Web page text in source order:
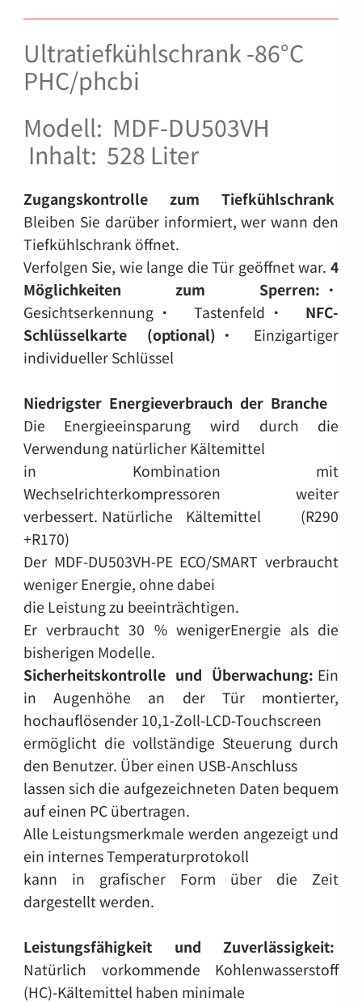
Ultratiefkühlschrank-86°C
PHC/phcbi
Modell: MDF-DU503VH
Inhalt: 528 Liter
Zugangskontrolle zum Tiefkühlschrank
Bleiben Sie darüber informiert, wer wann den
Tiefkühlschrank öffnet.
Verfolgen Sie, wie lange die Tür geöffnet war. 4
Möglichkeiten zum Sperren: •
Gesichtserkennung • Tastenfeld • NFC-
Schlüsselkarte (optional) • Einzigartiger
individueller Schlüssel
Niedrigster Energieverbrauch der Branche
Die Energieeinsparung wird durch die
Verwendung natürlicher Kältemittel
in Kombination mit
Wechselrichterkompressoren weiter
verbessert. Natürliche Kältemittel (R290
+R170)
Der MDF-DU503VH-PE ECO/SMART verbraucht
weniger Energie, ohne dabei
die Leistung zu beeinträchtigen.
Er verbraucht 30 % wenigerEnergie als die
bisherigen Modelle.
Sicherheitskontrolle und Überwachung: Ein
in Augenhöhe an der Tür montierter,
hochauflösender 10,1-Zoll-LCD-Touchscreen
ermöglicht die vollständige Steuerung durch
den Benutzer. Über einen USB-Anschluss
lassen sich die aufgezeichneten Daten bequem
auf einen PC übertragen.
Alle Leistungsmerkmale werden angezeigt und
ein internes Temperaturprotokoll
kann in grafischer Form über die Zeit
dargestellt werden.
Leistungsfähigkeit und Zuverlässigkeit:
Natürlich vorkommende Kohlenwasserstoff
(HC)-Kältemittel haben minimale